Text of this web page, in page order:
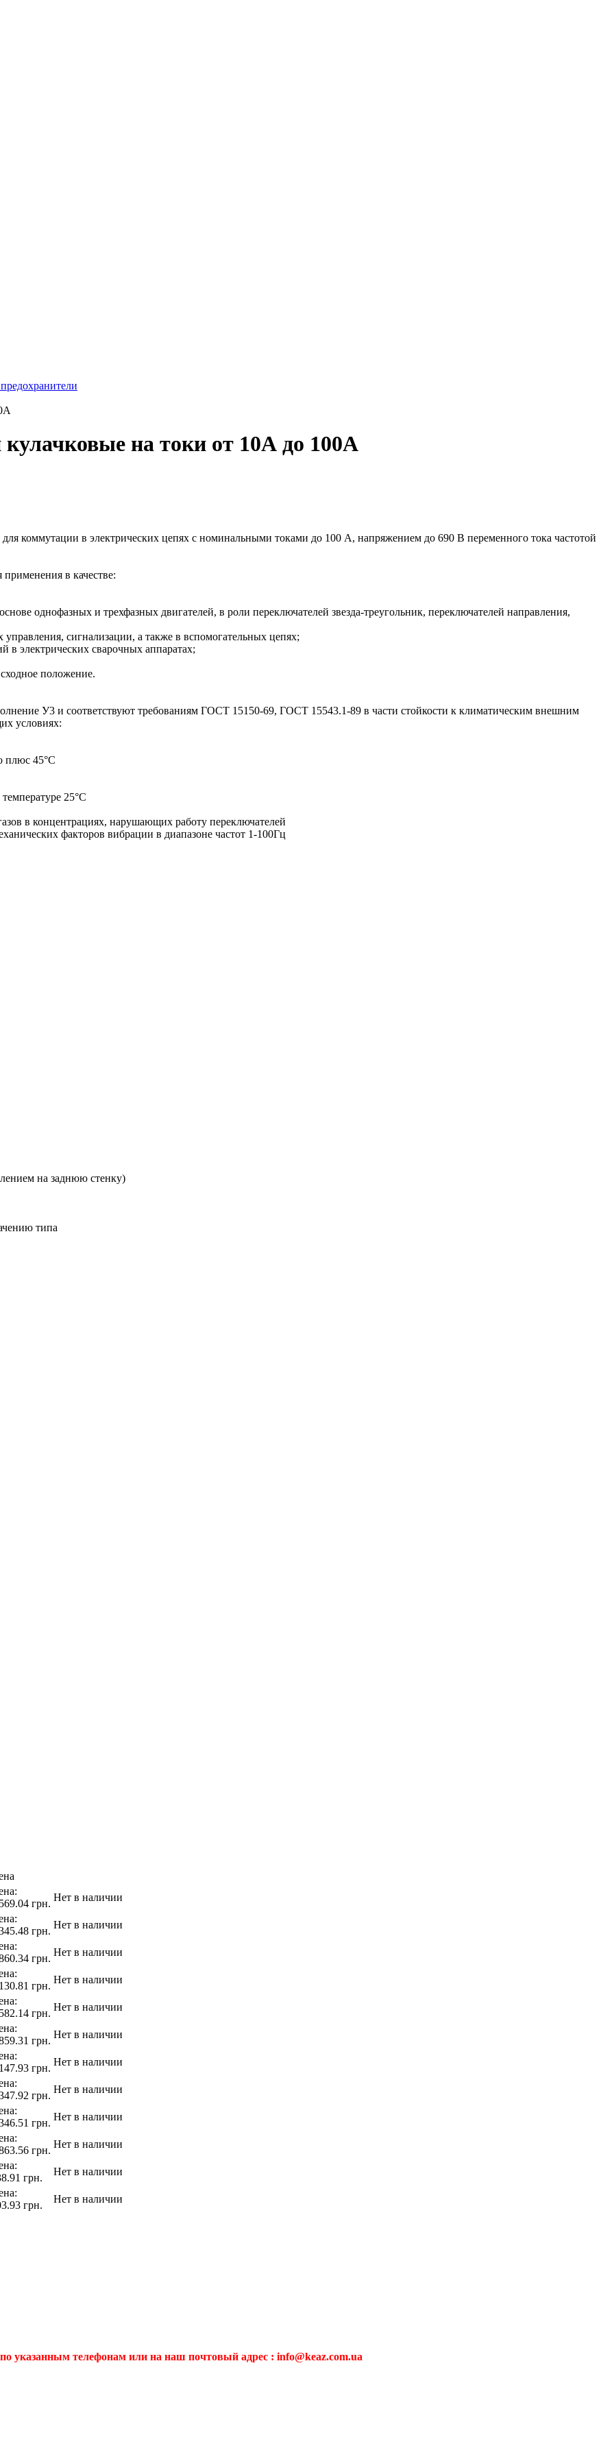
на токи от 10А до 100А
коммутации в электрических цепях с номинальными токами до 100 А, напряжением до 690 В переменного тока частотой
в качестве:
однофазных и трехфазных двигателей, в роли переключателей звезда-треугольник, переключателей направления,
сигнализации, а также в вспомогательных цепях;
в электрических сварочных аппаратах;
положение.
У3 и соответствуют требованиям ГОСТ 15150-69, ГОСТ 15543.1-89 в части стойкости к климатическим внешним
условиях:
плюс 45°С
25°С
в концентрациях, нарушающих работу переключателей
факторов вибрации в диапазоне частот 1-100Гц
на заднюю стенку)
типа
грн.
Нет в наличии
грн.
Нет в наличии
грн.
Нет в наличии
грн.
Нет в наличии
грн.
Нет в наличии
грн.
Нет в наличии
грн.
Нет в наличии
грн.
Нет в наличии
грн.
Нет в наличии
грн.
Нет в наличии
грн.
Нет в наличии
грн.
Нет в наличии
указанным телефонам или на наш почтовый адрес : info@keaz.com.ua